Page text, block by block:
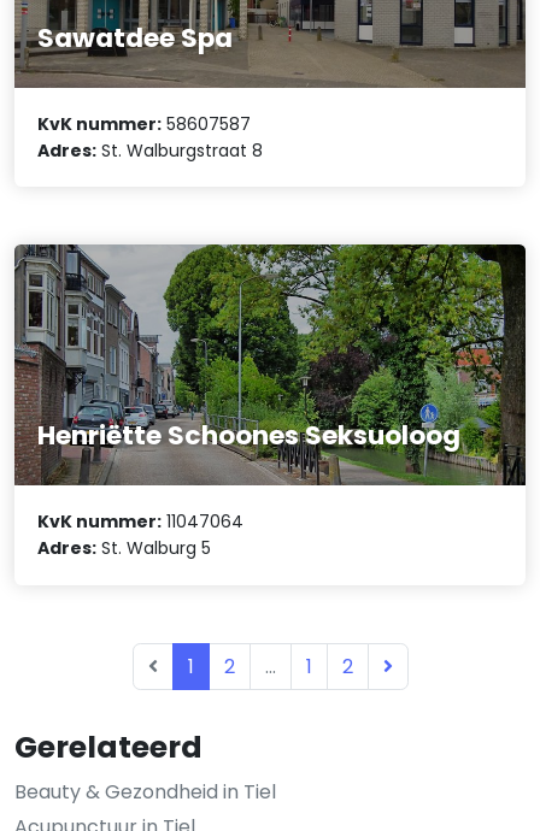
Gerelateerd
Beauty & Gezondheid in Tiel
Sawatdee Spa
KvK nummer: 58607587
Adres: St. Walburgstraat 8
Henriëtte Schoones Seksuoloog
KvK nummer: 11047064
Adres: St. Walburg 5
1 2 ... 1 2